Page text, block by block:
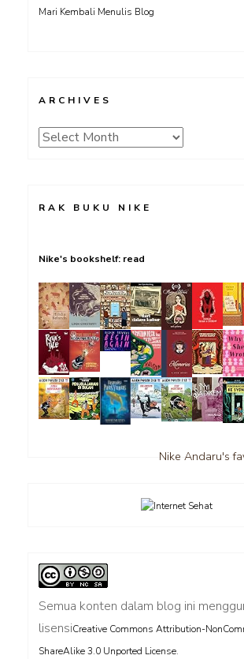
Mari Kembali Menulis Blog
ARCHIVES
Archives
RAK BUKU NIKE
Nike's bookshelf: read
Nike Andaru's
Semua konten dalam blog ini
lisensiCreative Commons Attribution-
ShareAlike 3.0 Unported License.